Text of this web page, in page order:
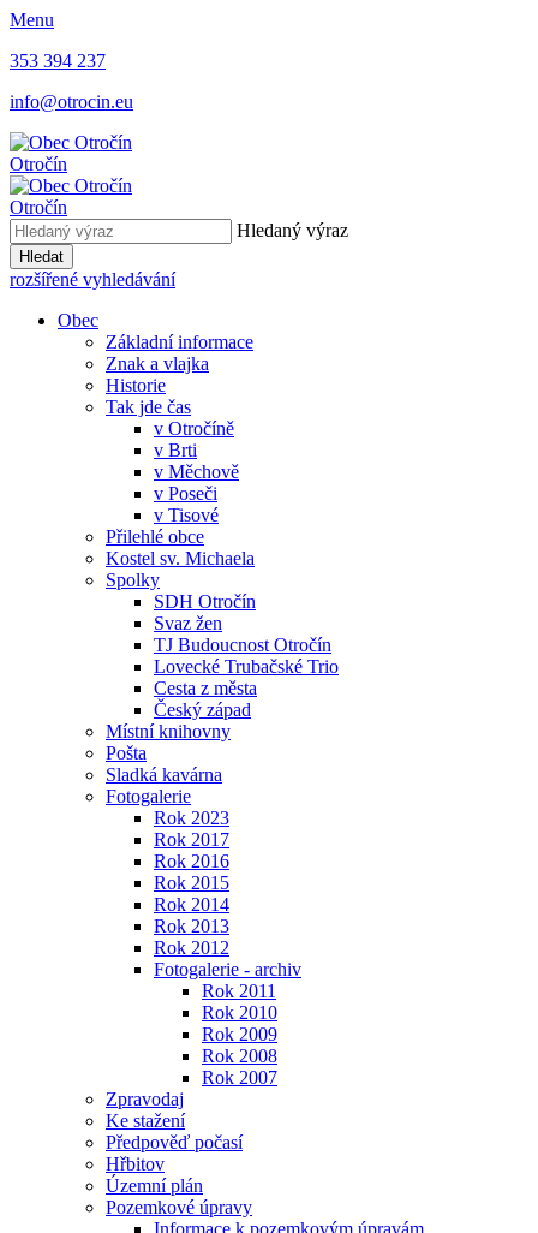
Menu
353 394 237
info@otrocin.eu
Otročín
Otročín
Hledaný výraz
Hledat
rozšířené vyhledávání
Obec
Základní informace
Znak a vlajka
Historie
Tak jde čas
v Otročíně
v Brti
v Měchově
v Poseči
v Tisové
Přilehlé obce
Kostel sv. Michaela
Spolky
SDH Otročín
Svaz žen
TJ Budoucnost Otročín
Lovecké Trubačské Trio
Cesta z města
Český západ
Místní knihovny
Pošta
Sladká kavárna
Fotogalerie
Rok 2023
Rok 2017
Rok 2016
Rok 2015
Rok 2014
Rok 2013
Rok 2012
Fotogalerie - archiv
Rok 2011
Rok 2010
Rok 2009
Rok 2008
Rok 2007
Zpravodaj
Ke stažení
Předpověď počasí
Hřbitov
Územní plán
Pozemkové úpravy
Informace k pozemkovým úpravám